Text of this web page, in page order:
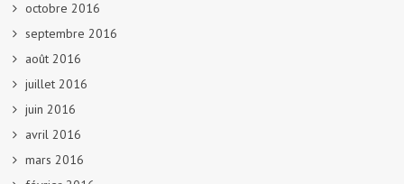
octobre 2016
septembre 2016
août 2016
juillet 2016
juin 2016
avril 2016
mars 2016